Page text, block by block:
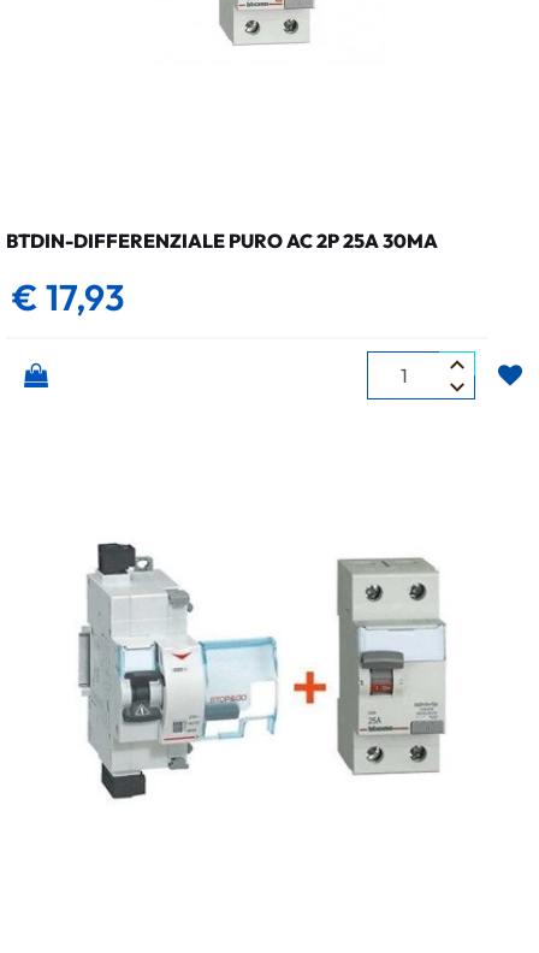
BTDIN-DIFFERENZIALE PURO AC 2P 25A 30MA
€ 17,93
Quantità